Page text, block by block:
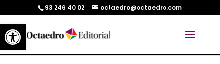
Abrir barra de herramientas
93 246 40 02 octaedro@octaedro.com